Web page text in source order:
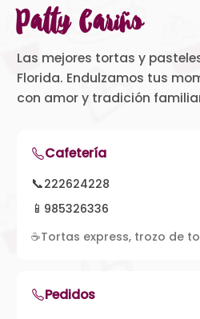
Patty Cariño
Las mejores tortas y
Florida. Endulzamos tus
con amor y tradición
Cafetería
📞222624228
📱 985326336
☕Tortas express, trozo de
Pedidos